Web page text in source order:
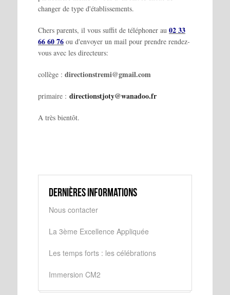
changer de type d'établissements.
Chers parents, il vous suffit de téléphoner au 02 33
66 60 76 ou d'envoyer un mail pour prendre rendez-
vous avec les directeurs:
collège : directionstremi@gmail.com
primaire : directionstjoty@wanadoo.fr
A très bientôt.
Dernières informations
Nous contacter
La 3ème Excellence Appliquée
Les temps forts : les célébrations
Immersion CM2